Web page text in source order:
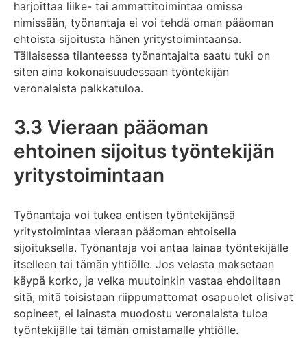
harjoittaa liike- tai ammattitoimintaa omissa
nimissään, työnantaja ei voi tehdä oman pääoman
ehtoista sijoitusta hänen yritystoimintaansa.
Tällaisessa tilanteessa työnantajalta saatu tuki on
siten aina kokonaisuudessaan työntekijän
veronalaista palkkatuloa.
3.3 Vieraan pääoman
ehtoinen sijoitus työntekijän
yritystoimintaan
Työnantaja voi tukea entisen työntekijänsä
yritystoimintaa vieraan pääoman ehtoisella
sijoituksella. Työnantaja voi antaa lainaa työntekijälle
itselleen tai tämän yhtiölle. Jos velasta maksetaan
käypä korko, ja velka muutoinkin vastaa ehdoiltaan
sitä, mitä toisistaan riippumattomat osapuolet olisivat
sopineet, ei lainasta muodostu veronalaista tuloa
työntekijälle tai tämän omistamalle yhtiölle.